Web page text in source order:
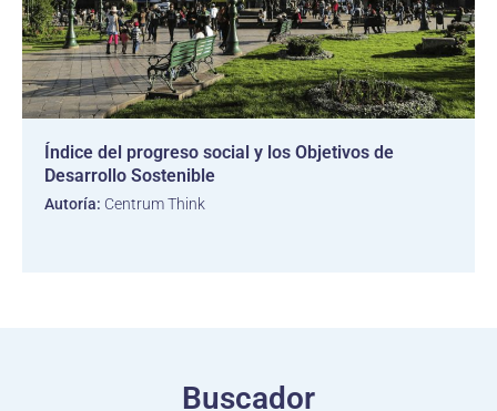
Índice del progreso social y los Objetivos de
Desarrollo Sostenible
Autoría: Centrum Think
Buscador